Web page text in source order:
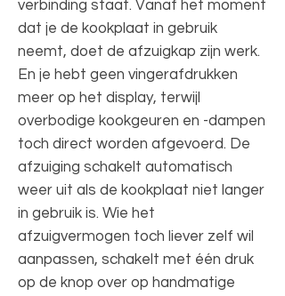
verbinding staat. Vanaf het moment
dat je de kookplaat in gebruik
neemt, doet de afzuigkap zijn werk.
En je hebt geen vingerafdrukken
meer op het display, terwijl
overbodige kookgeuren en -dampen
toch direct worden afgevoerd. De
afzuiging schakelt automatisch
weer uit als de kookplaat niet langer
in gebruik is. Wie het
afzuigvermogen toch liever zelf wil
aanpassen, schakelt met één druk
op de knop over op handmatige